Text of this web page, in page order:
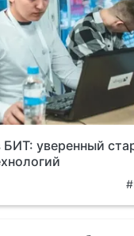
БИТ: уверенный